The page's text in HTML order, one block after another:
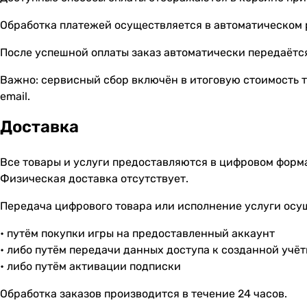
Обработка платежей осуществляется в
После успешной оплаты заказ автоматически
Важно: сервисный сбор включён в итоговую стоимость
email.
Доставка
Все товары и услуги предоставляются в цифровом
Физическая доставка отсутствует.
Передача цифрового товара или исполнение услуги
• путём покупки игры на предоставленный аккаунт
• либо путём передачи данных доступа к созданной
• либо путём активации подписки
Обработка заказов производится в течение 24 часов.